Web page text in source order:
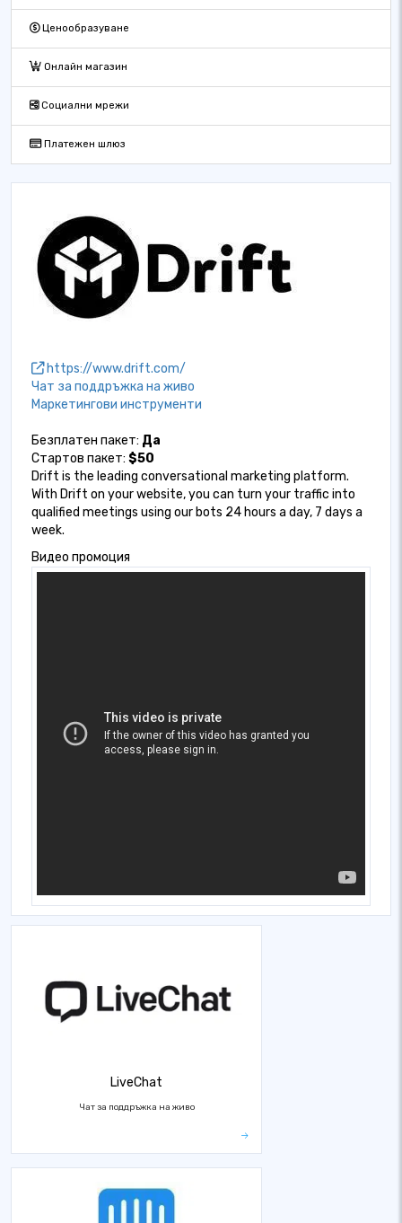
Ценообразуване
Онлайн магазин
Социални мрежи
Платежен шлюз
https://www.drift.com/
Чат за поддръжка на живо
Маркетингови инструменти
Безплатен пакет: Да
Стартов пакет: $50
Drift is the leading conversational marketing platform.
With Drift on your website, you can turn your traffic into
qualified meetings using our bots 24 hours a day, 7 days a
week.
Видео промоция
LiveChat
Чат за поддръжка на живо